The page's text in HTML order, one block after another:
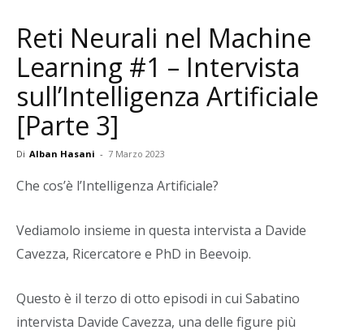
Reti Neurali nel Machine
Learning #1 – Intervista
sull’Intelligenza Artificiale
[Parte 3]
Di Alban Hasani - 7 Marzo 2023
Che cos’è l’Intelligenza Artificiale?
Vediamolo insieme in questa intervista a Davide
Cavezza, Ricercatore e PhD in Beevoip.
Questo è il terzo di otto episodi in cui Sabatino
intervista Davide Cavezza, una delle figure più